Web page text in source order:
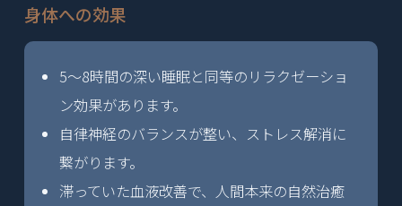
身体への効果
5～8時間の深い睡眠と同等のリラクゼーショ
ン効果があります。
自律神経のバランスが整い、ストレス解消に
繋がります。
滞っていた血液改善で、人間本来の自然治癒